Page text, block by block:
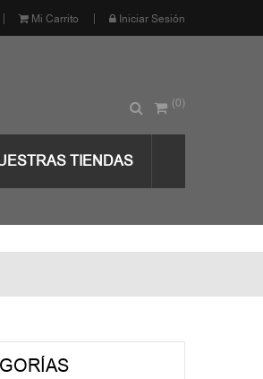
Mi Carrito Iniciar Sesión
(0)
TIENDAS